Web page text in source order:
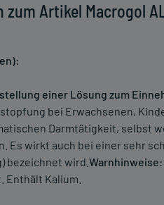
Artikel Macrogol
einer Lösung zum
bei Erwachsenen,
Darmtätigkeit, selbst
Es wirkt auch bei einer sehr
bezeichnet wird. Warnhinweise:
Enthält Kalium.